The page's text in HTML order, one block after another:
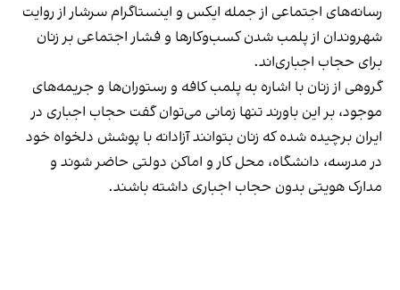
رسانه‎‌های اجتماعی از جمله ایکس و اینستاگرام سرشار از روایت
شهروندان از پلمب شدن کسب‌وکارها و فشار اجتماعی بر زنان
برای حجاب اجباری‌اند.
گروهی از زنان با اشاره به پلمب کافه و رستوران‌ها و جریمه‌های
موجود، بر این باورند تنها زمانی می‌توان گفت حجاب اجباری در
ایران برچیده شده که زنان بتوانند آزادانه با پوشش دلخواه خود
در مدرسه، دانشگاه، محل کار و اماکن دولتی حاضر شوند و
مدارک هویتی بدون حجاب اجباری داشته باشند.